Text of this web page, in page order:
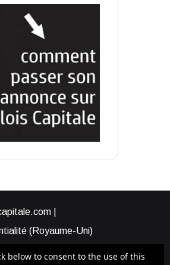
|
(Royaume-Uni)
below to consent to the use of this